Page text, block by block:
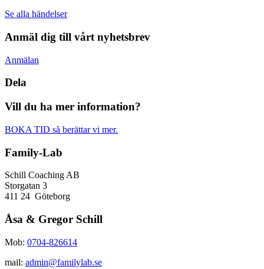
Se alla händelser
Anmäl dig till vårt nyhetsbrev
Anmälan
Dela
Vill du ha mer information?
BOKA TID så berättar vi mer.
Family-Lab
Schill Coaching AB
Storgatan 3
411 24 Göteborg
Åsa & Gregor Schill
Mob: 0704-826614
mail: admin@familylab.se